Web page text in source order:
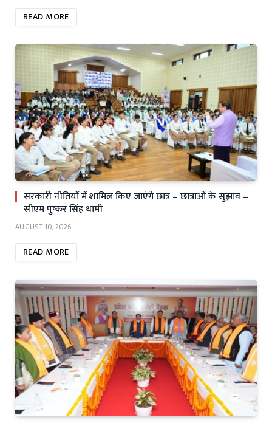
READ MORE
सरकारी नीतियों में शामिल किए जाएंगे छात्र – छात्राओं के सुझाव –
सीएम पुष्कर सिंह धामी
AUGUST 10, 2026
READ MORE